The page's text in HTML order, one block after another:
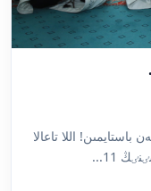
اللا تاعالا
11...